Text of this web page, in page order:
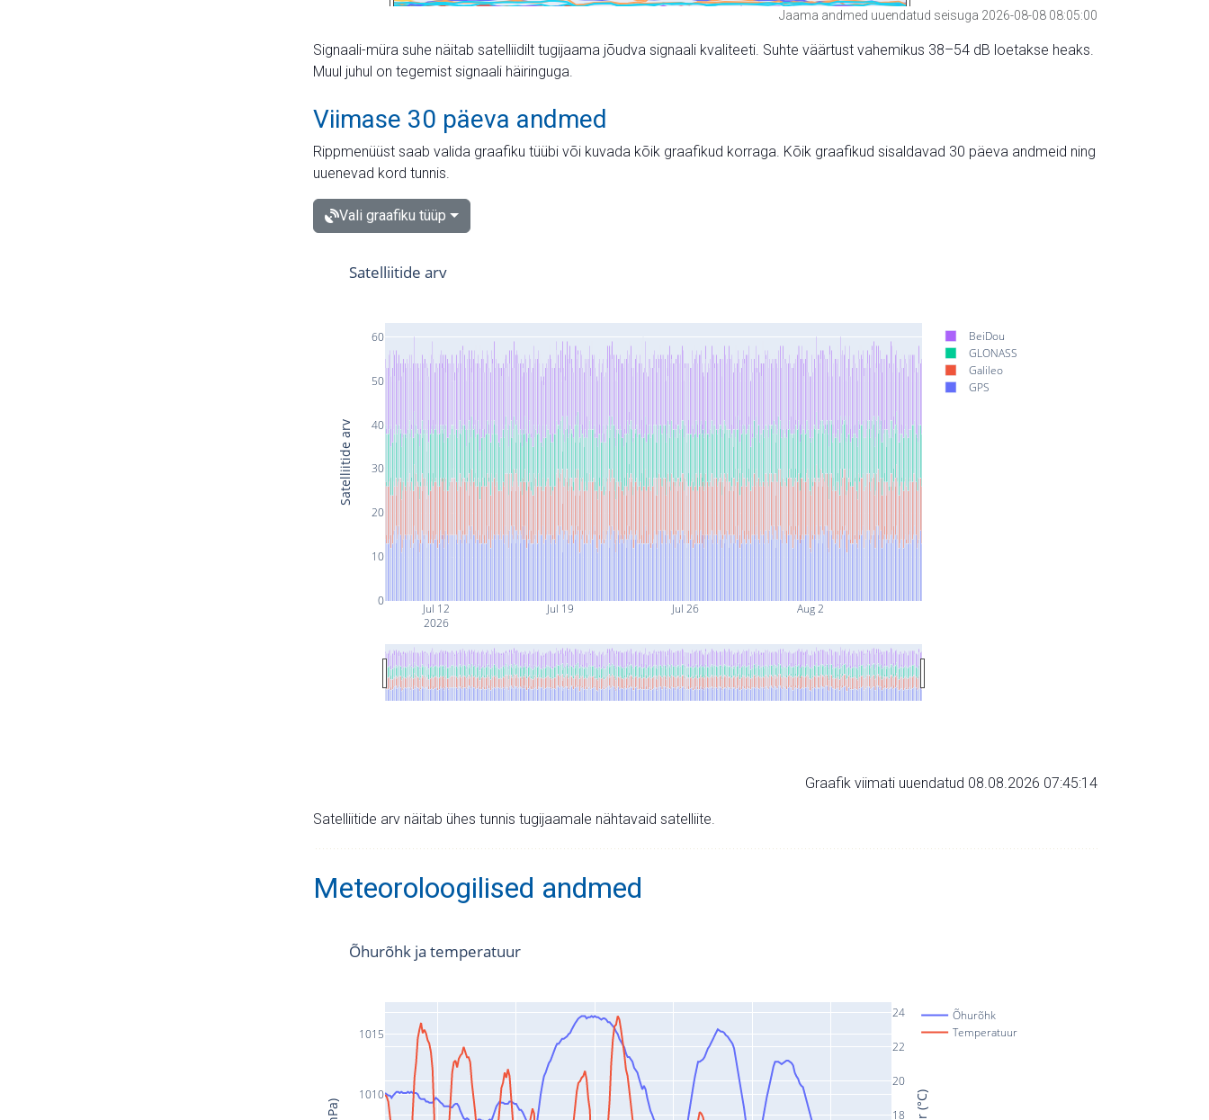
Jaama andmed uuendatud seisuga 2026-08-08 08:05:00
Signaali-müra suhe näitab satelliidilt tugijaama jõudva signaali kvaliteeti. Suhte väärtust vahemikus 38–54 dB loetakse heaks.
Muul juhul on tegemist signaali häiringuga.
Viimase 30 päeva andmed
Rippmenüüst saab valida graafiku tüübi või kuvada kõik graafikud korraga. Kõik graafikud sisaldavad 30 päeva andmeid ning
uuenevad kord tunnis.
Vali graafiku tüüp
Jul 12
2026
Jul 19 Jul 26 Aug 2
0
10
20
30
40
50
60
BeiDou
GLONASS
Galileo
GPS
Satelliitide arv
Satelliitide arv
Graafik viimati uuendatud 08.08.2026 07:45:14
Satelliitide arv näitab ühes tunnis tugijaamale nähtavaid satelliite.
Meteoroloogilised andmed
1010
1015
18
20
22
24
Õhurõhk
Temperatuur
Õhurõhk ja temperatuur